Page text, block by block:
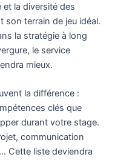
et la diversité des
son terrain de jeu idéal.
la stratégie à long
le service
mieux.
la différence :
clés que
durant votre stage.
communication
Cette liste deviendra